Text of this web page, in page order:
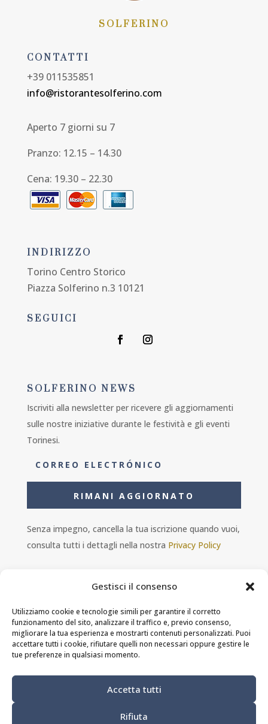
Gestisci il consenso
Utilizziamo cookie e tecnologie simili per garantire il corretto
funzionamento del sito, analizzare il traffico e, previo consenso,
migliorare la tua esperienza e mostrarti contenuti personalizzati. Puoi
accettare tutti i cookie, rifiutare quelli non necessari oppure gestire le
tue preferenze in qualsiasi momento.
Accetta tutti
Rifiuta
SOLFERINO
CONTATTI
+39 011535851
info@ristorantesolferino.com
Aperto 7 giorni su 7
Pranzo: 12.15 – 14.30
Cena: 19.30 – 22.30
INDIRIZZO
Torino Centro Storico
Piazza Solferino n.3 10121
SEGUICI
SOLFERINO NEWS
Iscriviti alla newsletter per ricevere gli aggiornamenti
sulle nostre iniziative durante le festività e gli eventi
Torinesi.
RIMANI AGGIORNATO
Senza impegno, cancella la tua iscrizione quando vuoi,
consulta tutti i dettagli nella nostra Privacy Policy
Ambra s.r.l. - P.IVA 11601460014 - PEC
ristorantesolferino@legalmail.it
Privacy Policy-Cookie Policy-Termini e
condizioni